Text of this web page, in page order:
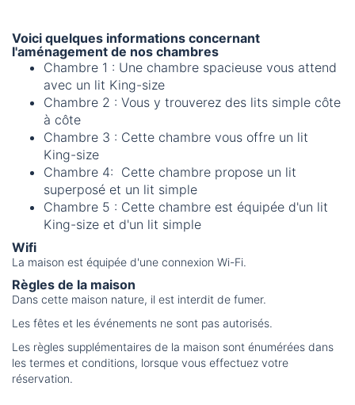
Voici quelques informations concernant
l'aménagement de nos chambres
Chambre 1 : Une chambre spacieuse vous attend
avec un lit King-size
Chambre 2 : Vous y trouverez des lits simple côte
à côte
Chambre 3 : Cette chambre vous offre un lit
King-size
Chambre 4: Cette chambre propose un lit
superposé et un lit simple
Chambre 5 : Cette chambre est équipée d'un lit
King-size et d'un lit simple
Wifi
La maison est équipée d'une connexion Wi-Fi.
Règles de la maison
Dans cette maison nature, il est interdit de fumer.
Les fêtes et les événements ne sont pas autorisés.
Les règles supplémentaires de la maison sont énumérées dans
les termes et conditions, lorsque vous effectuez votre
réservation.